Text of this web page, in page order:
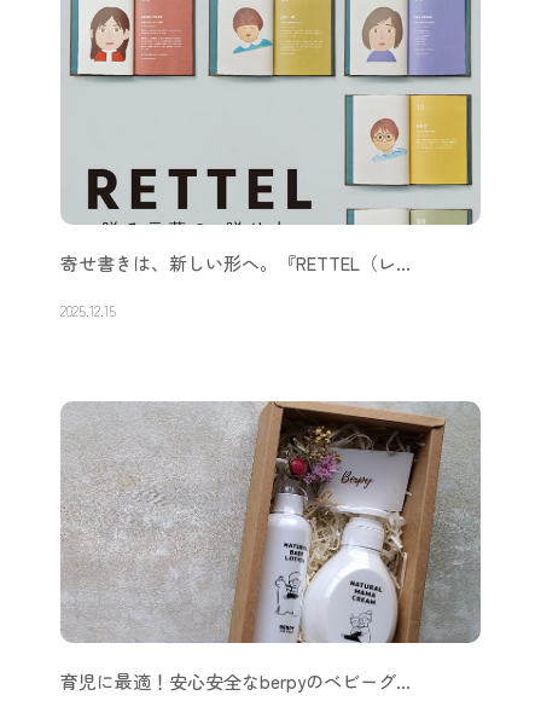
ライクイットの収納で叶える、「すっきりシン…
2025.12.24
寄せ書きは、新しい形へ。『RETTEL（レ…
2025.12.15